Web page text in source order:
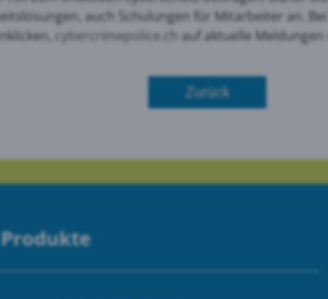
auch Schulungen für Mitarbeiter an.
cyber crimepolice.ch auf aktuelle
Zurück